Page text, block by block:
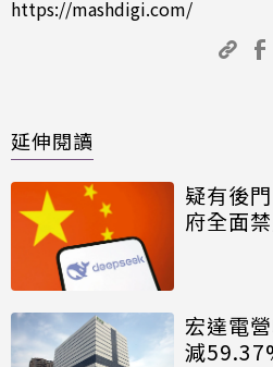
https://mashdigi.com/
延伸閱讀
疑有後
府全面
宏達電
減